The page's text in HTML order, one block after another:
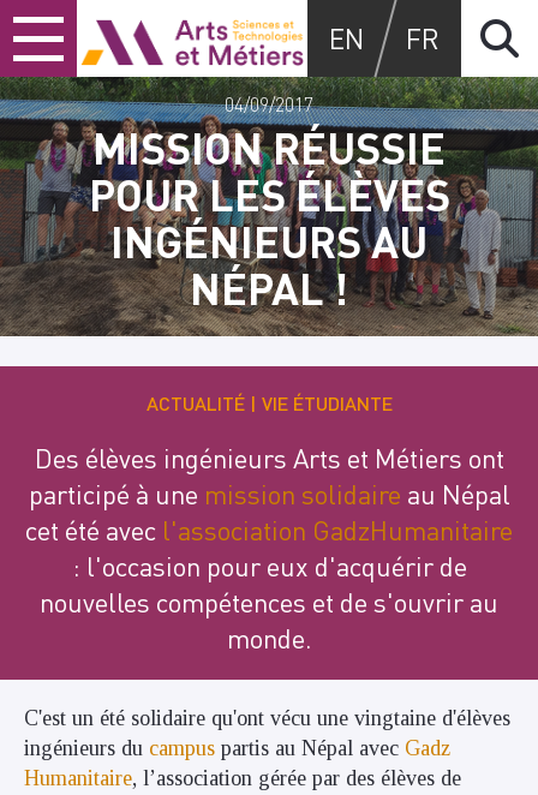
Skip
to
content
Skip
to
main
menu
Skip
to
search
Arts et métiers
EN FR
MISSION RÉUSSIE
POUR LES ÉLÈVES
INGÉNIEURS AU
NÉPAL !
04/09/2017
ACTUALITÉ VIE ÉTUDIANTE
Des élèves ingénieurs Arts et Métiers ont
participé à une mission solidaire au Népal
cet été avec l'association GadzHumanitaire
: l'occasion pour eux d'acquérir de
nouvelles compétences et de s'ouvrir au
monde.
C'est un été solidaire qu'ont vécu une vingtaine d'élèves
ingénieurs du campus partis au Népal avec Gadz
Humanitaire, l’association gérée par des élèves de